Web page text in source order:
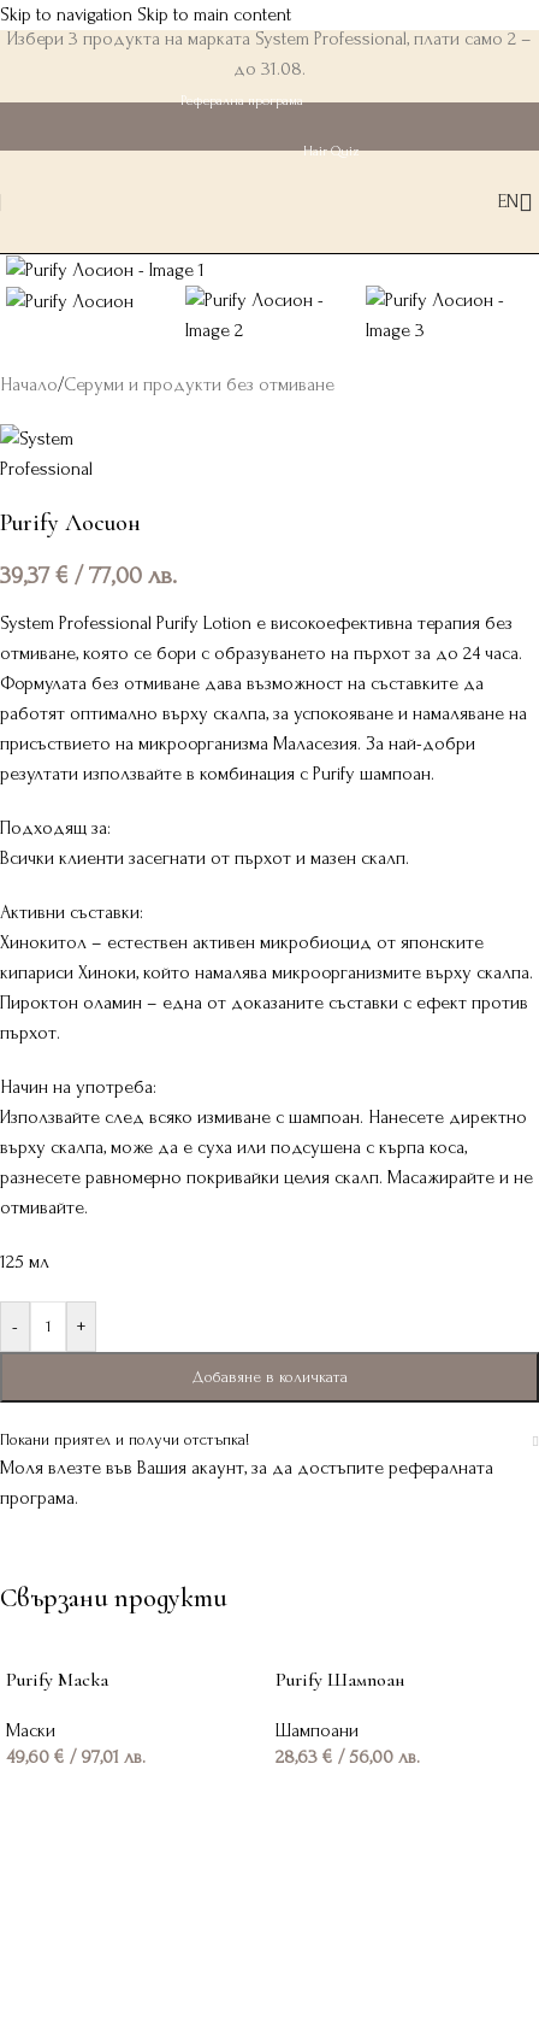
Skip to navigation Skip to main content
Избери 3 продукта на марката System Professional, плати само 2 –
до 31.08.
Реферална програма
Hair Quiz
EN
Начало/Серуми и продукти без отмиване
Purify Лосион
39,37€ / 77,00 лв.
System Professional Purify Lotion е високоефективна терапия без
отмиване, която се бори с образуването на пърхот за до 24 часа.
Формулата без отмиване дава възможност на съставките да
работят оптимално върху скалпа, за успокояване и намаляване на
присъствието на микроорганизма Маласезия. За най-добри
резултати използвайте в комбинация с Purify шампоан.
Подходящ за:
Всички клиенти засегнати от пърхот и мазен скалп.
Активни съставки:
Хинокитол – естествен активен микробиоцид от японските
кипариси Хиноки, който намалява микроорганизмите върху скалпа.
Пироктон оламин – една от доказаните съставки с ефект против
пърхот.
Начин на употреба:
Използвайте след всяко измиване с шампоан. Нанесете директно
върху скалпа, може да е суха или подсушена с кърпа коса,
разнесете равномерно покривайки целия скалп. Масажирайте и не
отмивайте.
125 мл
- +
Добавяне в количката
Покани приятел и получи отстъпка!
Моля влезте във Вашия акаунт, за да достъпите рефералната
програма.
Свързани продукти
Purify Маска
Маски
49,60 € / 97,01 лв.
Purify Шампоан
Шампоани
28,63 € / 56,00 лв.